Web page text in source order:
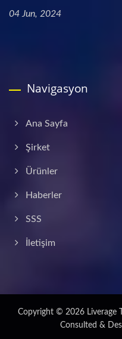
04 Jun, 2024
Navigasyon
Ana Sayfa
Şirket
Ürünler
Haberler
SSS
İletişim
Copyright © 2026 Liverage
Consulted &